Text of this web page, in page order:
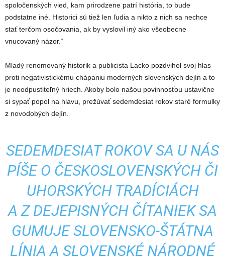
spoločenských vied, kam prirodzene patrí história, to bude
podstatne iné. Historici sú tiež len ľudia a nikto z nich sa nechce
stať terčom osočovania, ak by vyslovil iný ako všeobecne
vnucovaný názor.“
Mladý renomovaný historik a publicista Lacko pozdvihol svoj hlas
proti negativistickému chápaniu moderných slovenských dejín a to
je neodpustiteľný hriech. Akoby bolo našou povinnosťou ustavične
si sypať popol na hlavu, prežúvať sedemdesiat rokov staré formulky
z novodobých dejín.
SEDEMDESIAT ROKOV SA U NÁS
PÍŠE O ČESKOSLOVENSKÝCH ČI
UHORSKÝCH TRADÍCIÁCH
A Z DEJEPISNÝCH ČÍTANIEK SA
GUMUJE SLOVENSKO-ŠTÁTNA
LÍNIA A SLOVENSKÉ NÁRODNÉ